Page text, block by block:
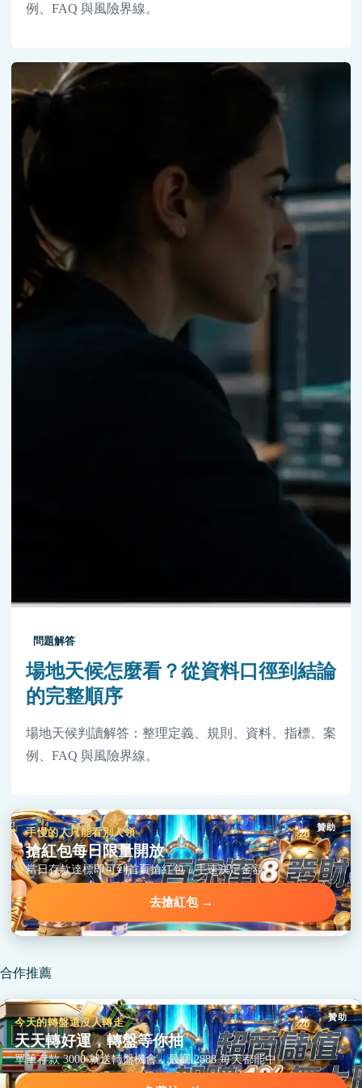
例、FAQ 與風險界線。
問題解答
場地天候怎麼看？從資料口徑到結論
的完整順序
場地天候判讀解答：整理定義、規則、資料、指標、案
例、FAQ 與風險界線。
贊助
手慢的人只能看別人領
搶紅包每日限量開放
當日存款達標即可到首頁搶紅包，手速決定金額。
去搶紅包 →
合作推薦
贊助
今天的轉盤還沒人轉走
天天轉好運，轉盤等你抽
單筆存款 3000 就送轉盤機會，最高 2888 每天都能中。